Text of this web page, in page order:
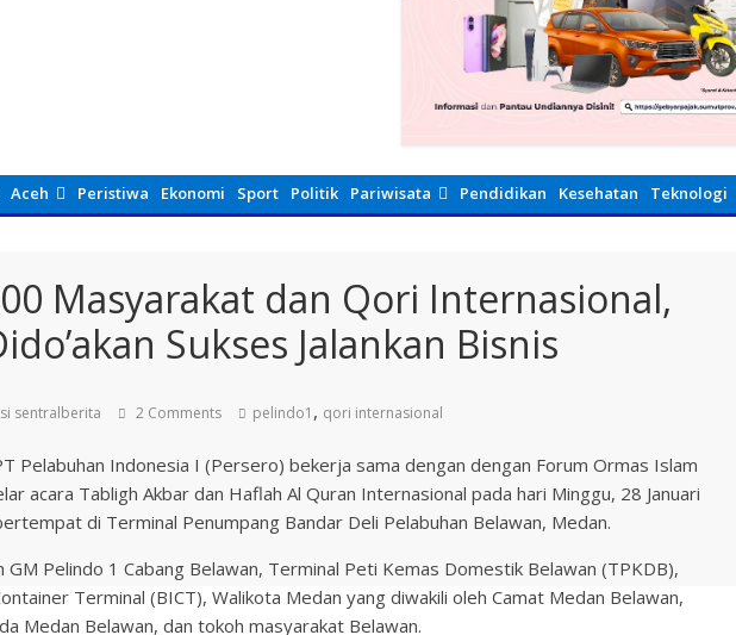
Aceh Peristiwa Ekonomi Sport Politik Pariwisata Pendidikan Kesehatan Teknologi
Masyarakat dan Qori Internasional,
Sukses Jalankan Bisnis
sentralberita 2 Comments pelindo1 , qori internasional
Pelabuhan Indonesia I (Persero) bekerja sama dengan dengan Forum Ormas Islam
acara Tabligh Akbar dan Haflah Al Quran Internasional pada hari Minggu, 28 Januari
di Terminal Penumpang Bandar Deli Pelabuhan Belawan, Medan.
GM Pelindo 1 Cabang Belawan, Terminal Peti Kemas Domestik Belawan (TPKDB),
Terminal (BICT), Walikota Medan yang diwakili oleh Camat Medan Belawan,
Medan Belawan, dan tokoh masyarakat Belawan.